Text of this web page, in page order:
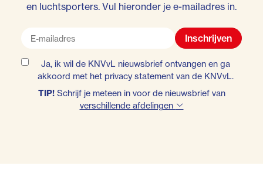
en luchtsporters. Vul hieronder je e-mailadres in.
Inschrijven
Ja, ik wil de KNVvL nieuwsbrief ontvangen en ga
akkoord met het privacy statementvan de KNVvL.
TIP!Schrijf je meteen in voor de nieuwsbrief van
verschillende afdelingen